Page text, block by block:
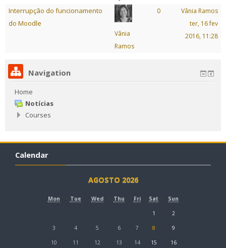
Interrupção do funcionamento
do Moodle
Vânia
Ramos
0
Vânia Ramos
ter, 16 fev
2016, 11:28
Navigation
Home
Notícias
Courses
Calendar
AGOSTO 2026
Mon Tue Wed Thu Fri Sat Sun
1 2
3 4 5 6 7 8 9
10 11 12 13 14 15 16